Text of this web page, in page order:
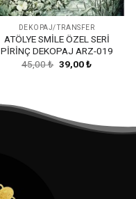
DEKOPAJ/TRANSFER
ATÖLYE SMİLE ÖZEL SERİ
PİRİNÇ DEKOPAJ ARZ-019
45,00₺ Orijinal
fiyat:
39,00₺Şu